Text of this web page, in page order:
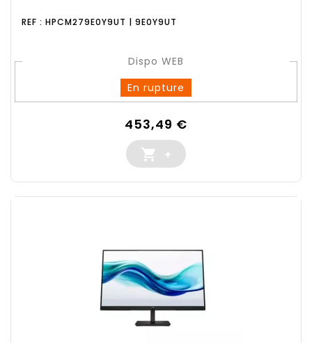
REF : HPCM279E0Y9UT | 9E0Y9UT
Dispo WEB
En rupture
Prix
453,49 €
 +